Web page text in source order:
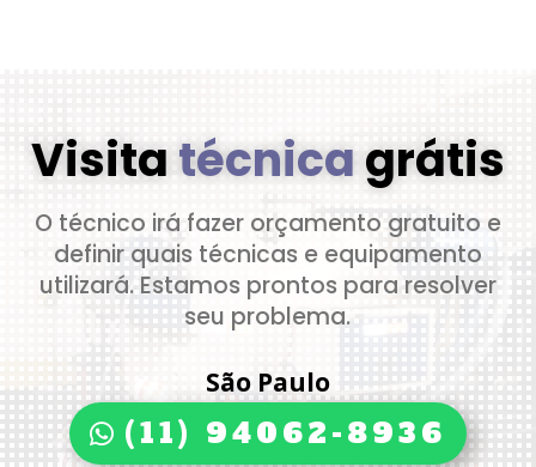
Visitatécnicagrátis
O técnico irá fazer orçamento gratuito e
definir quais técnicas e equipamento
utilizará. Estamos prontos para resolver
seu problema.
São Paulo
(11) 94062-8936